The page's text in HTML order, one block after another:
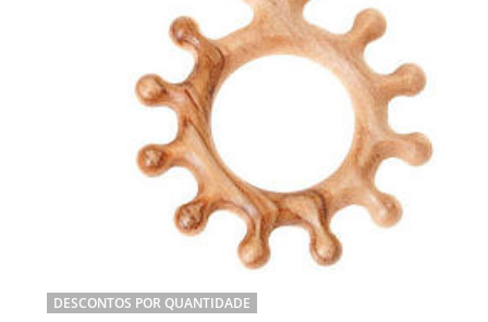
DESCONTOS POR QUANTIDADE